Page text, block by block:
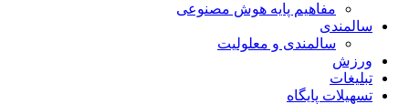
مفاهیم پایه هوش مصنوعی
سالمندی
سالمندی و معلولیت
ورزش
تبلیغات
تسهیلات پایگاه